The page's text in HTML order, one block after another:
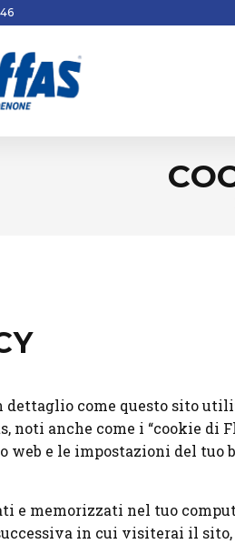
come questo sito
noti anche come i “cookie di
web e le impostazioni del
e memorizzati nel tuo
in cui visiterai il